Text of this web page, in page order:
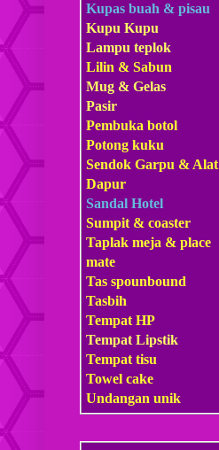
Kupas buah & pisau
Kupu Kupu
Lampu teplok
Lilin & Sabun
Mug & Gelas
Pasir
Pembuka botol
Potong kuku
Sendok Garpu & Alat
Dapur
Sandal Hotel
Sumpit & coaster
Taplak meja & place
mate
Tas spounbound
Tasbih
Tempat HP
Tempat Lipstik
Tempat tisu
Towel cake
Undangan unik